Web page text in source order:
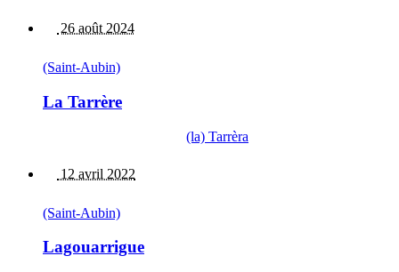
26 août 2024
(Saint-Aubin)
La Tarrère
(la) Tarrèra
12 avril 2022
(Saint-Aubin)
Lagouarrigue